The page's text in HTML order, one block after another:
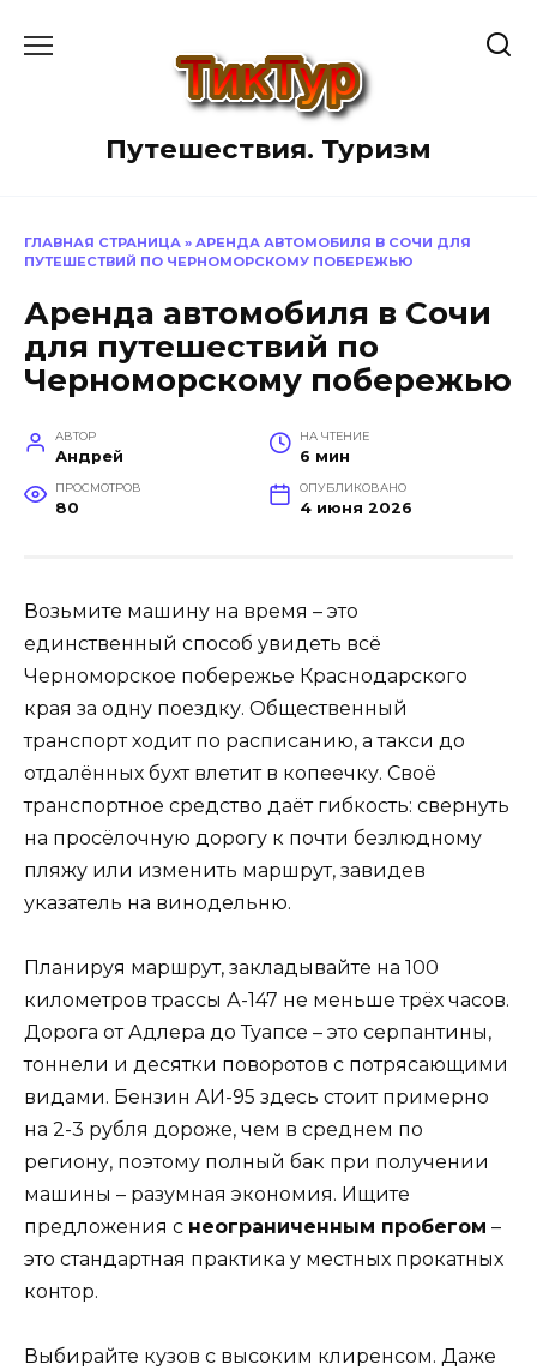
Путешествия. Туризм
ГЛАВНАЯ СТРАНИЦА » АРЕНДА АВТОМОБИЛЯ В СОЧИ ДЛЯ
ПУТЕШЕСТВИЙ ПО ЧЕРНОМОРСКОМУ ПОБЕРЕЖЬЮ
Аренда автомобиля в Сочи
для путешествий по
Черноморскому побережью
АВТОР
Андрей
НА ЧТЕНИЕ
6 мин
ПРОСМОТРОВ
80
ОПУБЛИКОВАНО
4 июня 2026
Возьмите машину на время – это
единственный способ увидеть всё
Черноморское побережье Краснодарского
края за одну поездку. Общественный
транспорт ходит по расписанию, а такси до
отдалённых бухт влетит в копеечку. Своё
транспортное средство даёт гибкость: свернуть
на просёлочную дорогу к почти безлюдному
пляжу или изменить маршрут, завидев
указатель на винодельню.
Планируя маршрут, закладывайте на 100
километров трассы А-147 не меньше трёх часов.
Дорога от Адлера до Туапсе – это серпантины,
тоннели и десятки поворотов с потрясающими
видами. Бензин АИ-95 здесь стоит примерно
на 2-3 рубля дороже, чем в среднем по
региону, поэтому полный бак при получении
машины – разумная экономия. Ищите
предложения с неограниченным пробегом –
это стандартная практика у местных прокатных
контор.
Выбирайте кузов с высоким клиренсом. Даже